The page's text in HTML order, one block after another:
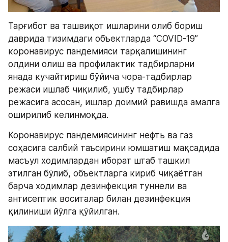
Тарғибот ва ташвиқот ишларини олиб бориш
даврида тизимдаги объектларда “COVID-19”
коронавирус пандемияси тарқалишининг
олдини олиш ва профилактик тадбирларни
янада кучайтириш бўйича чора-тадбирлар
режаси ишлаб чиқилиб, ушбу тадбирлар
режасига асосан, ишлар доимий равишда амалга
оширилиб келинмоқда.
Коронавирус пандемиясининг нефть ва газ
соҳасига салбий таъсирини юмшатиш мақсадида
масъул ходимлардан иборат штаб ташкил
этилган бўлиб, объектларга кириб чиқаётган
барча ходимлар дезинфекция туннели ва
антисептик воситалар билан дезинфекция
қилиниши йўлга қўйилган.